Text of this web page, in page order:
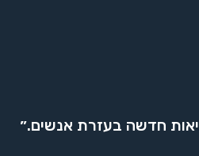
חדשה בעזרת אנשים.״